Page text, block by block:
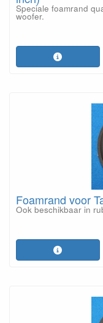
Speciale foamrand
woofer.
Foamrand voor
Ook beschikbaar in